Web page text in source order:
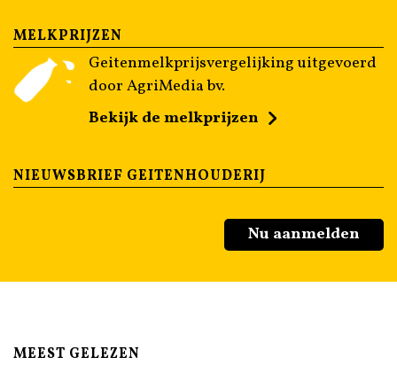
MELKPRIJZEN
Geitenmelkprijsvergelijking uitgevoerd
door AgriMedia bv.
Bekijk de melkprijzen
NIEUWSBRIEF GEITENHOUDERIJ
Nu aanmelden
MEEST GELEZEN